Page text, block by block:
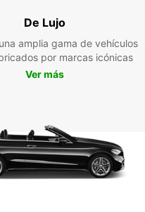
De Lujo
amplia gama de vehículos
por marcas icónicas
Ver más